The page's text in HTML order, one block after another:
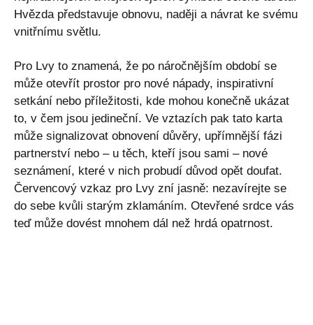
Hvězda představuje obnovu, naději a návrat ke svému
vnitřnímu světlu.
Pro Lvy to znamená, že po náročnějším období se
může otevřít prostor pro nové nápady, inspirativní
setkání nebo příležitosti, kde mohou konečně ukázat
to, v čem jsou jedineční. Ve vztazích pak tato karta
může signalizovat obnovení důvěry, upřímnější fázi
partnerství nebo – u těch, kteří jsou sami – nové
seznámení, které v nich probudí důvod opět doufat.
Červencový vzkaz pro Lvy zní jasně: nezavírejte se
do sebe kvůli starým zklamáním. Otevřené srdce vás
teď může dovést mnohem dál než hrdá opatrnost.